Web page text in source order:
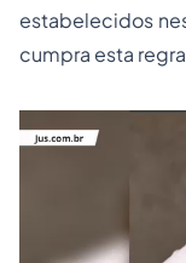
estabelecidos
cumpra esta